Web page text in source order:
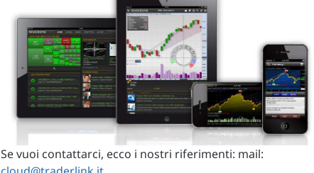
Se vuoi contattarci, ecco i nostri riferimenti: mail: